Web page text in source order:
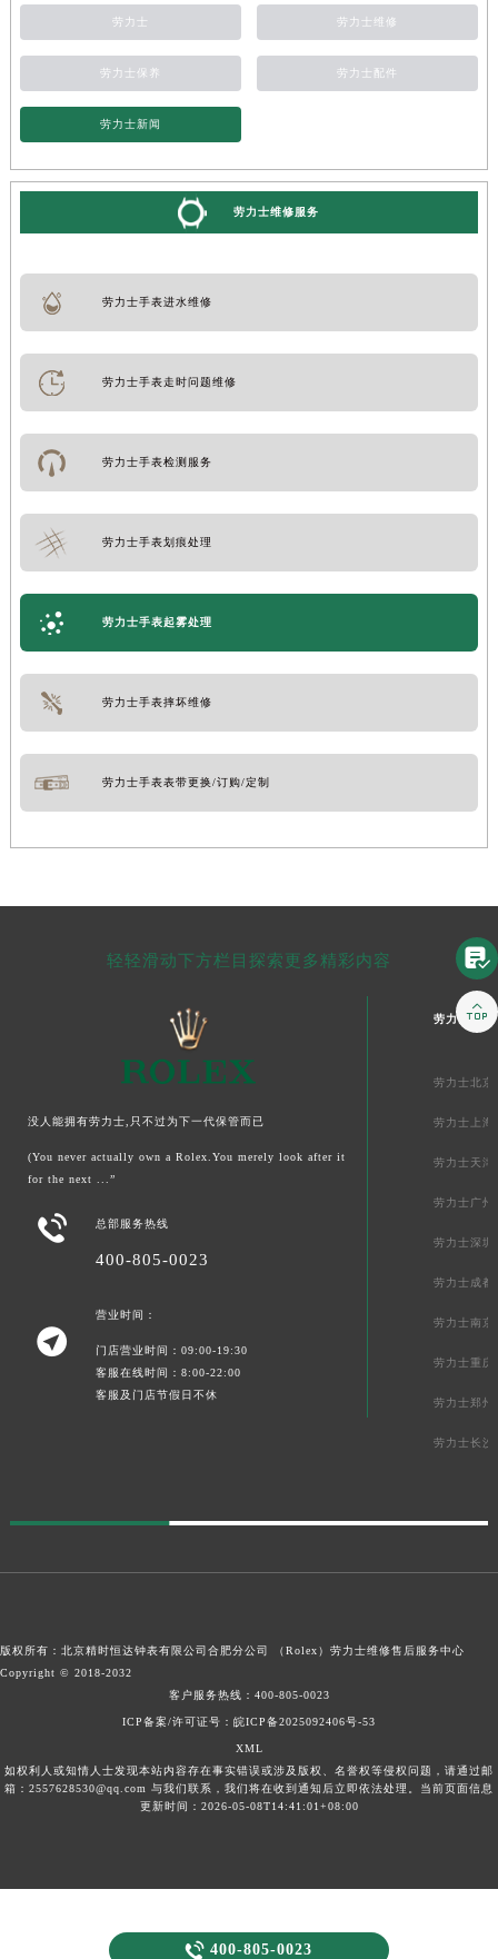
劳力士 劳力士维修
劳力士保养 劳力士配件
劳力士新闻
劳力士维修服务
劳力士手表进水维修
劳力士手表走时问题维修
劳力士手表检测服务
劳力士手表划痕处理
劳力士手表起雾处理
劳力士手表摔坏维修
劳力士手表表带更换/订购/定制
轻轻滑动下方栏目探索更多精彩内容
没人能拥有劳力士,只不过为下一代保管而已
(You never actually own a Rolex.You merely look after it
for the next ...”
 总部服务热线
400-805-0023

营业时间：
门店营业时间：09:00-19:30
客服在线时间：8:00-22:00
客服及门店节假日不休
劳力士中国
劳力士北京
劳力士上海
劳力士天津
劳力士广州
劳力士深圳
劳力士成都
劳力士南京
劳力士重庆
劳力士郑州
劳力士长沙
版权所有：北京精时恒达钟表有限公司合肥分公司 （Rolex） 劳力士维修售后服务中心
Copyright © 2018-2032
客户服务热线： 400-805-0023
ICP备案/许可证号：皖ICP备2025092406号-53
XML
如权利人或知情人士发现本站内容存在事实错误或涉及版权、名誉权等侵权问题，请通过邮
箱：2557628530@qq.com 与我们联系，我们将在收到通知后立即依法处理。当前页面信息
更新时间：2026-05-08T14:41:01+08:00
 400-805-0023

